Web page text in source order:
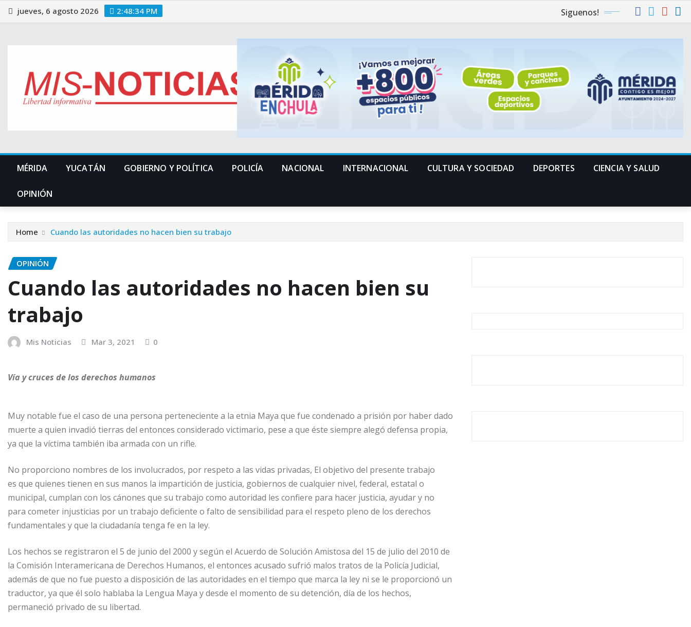
Skip
to
jueves, 6 agosto 2026 2:48:35 PM Siguenos!
MÉRIDA YUCATÁN GOBIERNO Y POLÍTICA POLICÍA NACIONAL INTERNACIONAL CULTURA Y SOCIEDAD DEPORTES CIENCIA Y SALUD
OPINIÓN
Home Cuando las autoridades no hacen bien su trabajo
OPINIÓN
Cuando las autoridades no hacen bien su
trabajo
Mis Noticias Mar 3, 2021 0
Vía y cruces de los derechos humanos
Muy notable fue el caso de una persona perteneciente a la etnia Maya que fue condenado a prisión por haber dado
muerte a quien invadió tierras del entonces considerado victimario, pese a que éste siempre alegó defensa propia,
ya que la víctima también iba armada con un rifle.
No proporciono nombres de los involucrados, por respeto a las vidas privadas, El objetivo del presente trabajo
es que quienes tienen en sus manos la impartición de justicia, gobiernos de cualquier nivel, federal, estatal o
municipal, cumplan con los cánones que su trabajo como autoridad les confiere para hacer justicia, ayudar y no
para cometer injusticias por un trabajo deficiente o falto de sensibilidad para el respeto pleno de los derechos
fundamentales y que la ciudadanía tenga fe en la ley.
Los hechos se registraron el 5 de junio del 2000 y según el Acuerdo de Solución Amistosa del 15 de julio del 2010 de
la Comisión Interamericana de Derechos Humanos, el entonces acusado sufrió malos tratos de la Policía Judicial,
además de que no fue puesto a disposición de las autoridades en el tiempo que marca la ley ni se le proporcionó un
traductor, ya que él solo hablaba la Lengua Maya y desde el momento de su detención, día de los hechos,
permaneció privado de su libertad.